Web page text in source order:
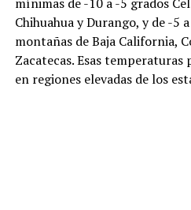
Chihuahua y Durango, y de -5
montañas de Baja California,
Zacatecas. Esas temperaturas
en regiones elevadas de los